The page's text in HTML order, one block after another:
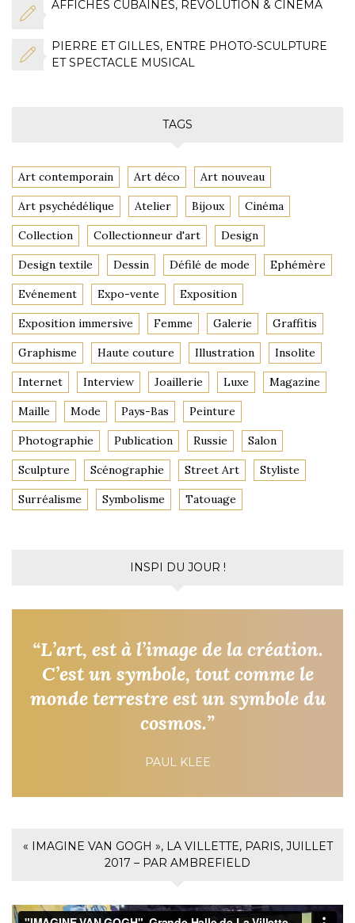
AFFICHES CUBAINES, RÉVOLUTION & CINÉMA
PIERRE ET GILLES, ENTRE PHOTO-SCULPTURE
ET SPECTACLE MUSICAL
TAGS
Art contemporain Art déco Art nouveau
Art psychédélique Atelier Bijoux Cinéma
Collection Collectionneur d'art Design
Design textile Dessin Défilé de mode Ephémère
Evénement Expo-vente Exposition
Exposition immersive Femme Galerie Graffitis
Graphisme Haute couture Illustration Insolite
Internet Interview Joaillerie Luxe Magazine
Maille Mode Pays-Bas Peinture
Photographie Publication Russie Salon
Sculpture Scénographie Street Art Styliste
Surréalisme Symbolisme Tatouage
INSPI DU JOUR !
“L’art, est à l’image de la création.
C’est un symbole, tout comme le
monde terrestre est un symbole du
cosmos.”
PAUL KLEE
« IMAGINE VAN GOGH », LA VILLETTE, PARIS, JUILLET
2017 – PAR AMBREFIELD
Lecteur